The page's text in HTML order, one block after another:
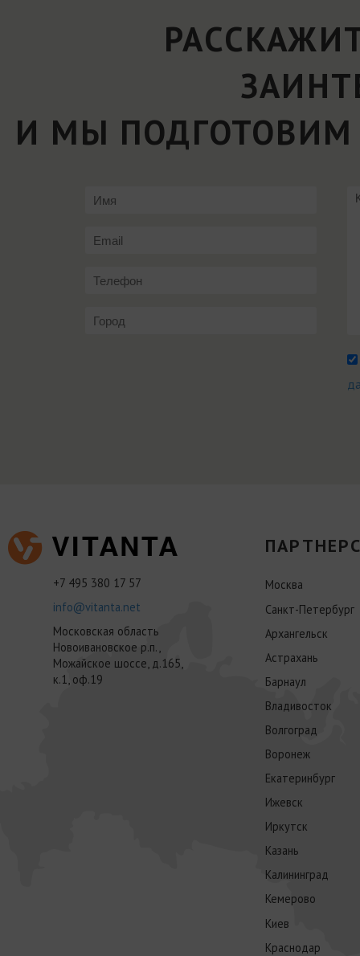
И МЫ ПОДГОТОВИМ
+7 495 380 17 57
info@vitanta.net
Московская область
Новоивановское р.п.,
Можайское шоссе, д.165,
к.1, оф.19
Москва
Санкт-Петербург
Архангельск
Астрахань
Барнаул
Владивосток
Волгоград
Воронеж
Екатеринбург
Ижевск
Иркутск
Казань
Калининград
Кемерово
Киев
Краснодар